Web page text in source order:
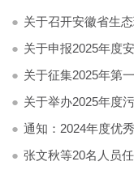
关于征集2025年第